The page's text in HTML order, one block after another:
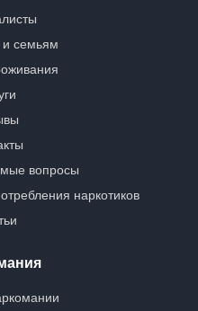
и семьям
вопросы
наркотиков